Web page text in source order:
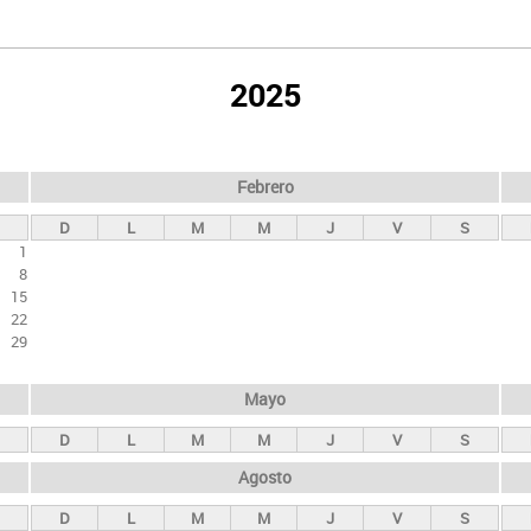
2025
1
8
15
22
29
Febrero
D L M M J V S
Mayo
D L M M J V S
Agosto
D L M M J V S